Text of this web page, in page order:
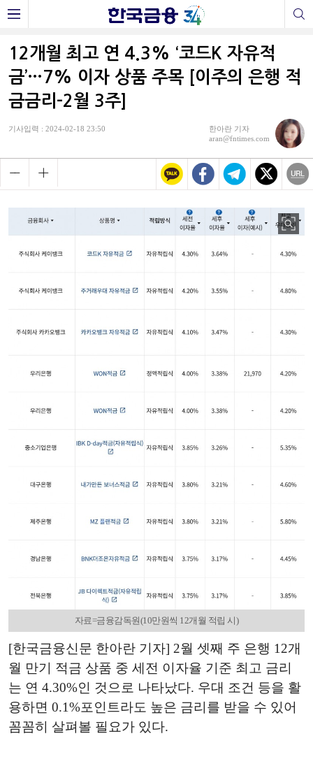
12개월 최고 연 4.3% ‘코드K 자유적
금’…7% 이자 상품 주목 [이주의 은행 적
금금리-2월 3주]
기사입력 : 2024-02-18 23:50
한아란 기자
aran@fntimes.com
자료=금융감독원(10만원씩 12개월 적립 시)
[한국금융신문 한아란 기자] 2월 셋째 주 은행 12개
월 만기 적금 상품 중 세전 이자율 기준 최고 금리
는 연 4.30%인 것으로 나타났다. 우대 조건 등을 활
용하면 0.1%포인트라도 높은 금리를 받을 수 있어
꼼꼼히 살펴볼 필요가 있다.